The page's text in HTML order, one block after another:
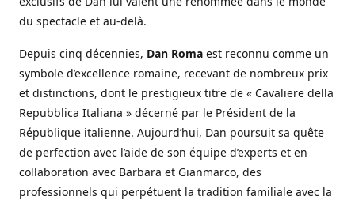
du spectacle et au-delà.
Depuis cinq décennies, Dan Roma est reconnu comme un
symbole d’excellence romaine, recevant de nombreux prix
et distinctions, dont le prestigieux titre de « Cavaliere della
Repubblica Italiana » décerné par le Président de la
République italienne. Aujourd’hui, Dan poursuit sa quête
de perfection avec l’aide de son équipe d’experts et en
collaboration avec Barbara et Gianmarco, des
professionnels qui perpétuent la tradition familiale avec la